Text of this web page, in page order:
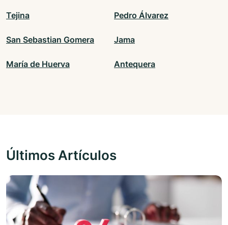
Tejina Pedro Álvarez
San Sebastian Gomera Jama
María de Huerva Antequera
Últimos Artículos